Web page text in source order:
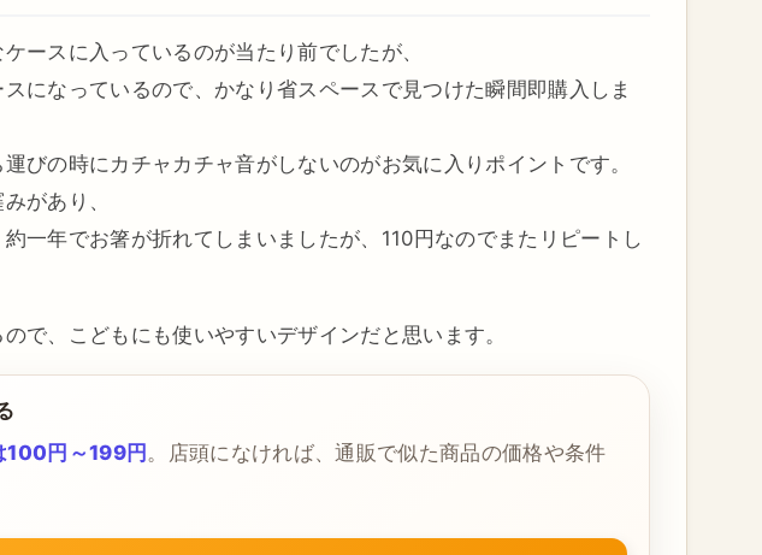
ースに入っているのが当たり前でしたが、
になっているので、かなり省スペースで見つけた瞬間即購入しま
びの時にカチャカチャ音がしないのがお気に入りポイントです。
があり、
一年でお箸が折れてしまいましたが、110円なのでまたリピートし
で、こどもにも使いやすいデザインだと思います。
100円～199円。店頭になければ、通販で似た商品の価格や条件